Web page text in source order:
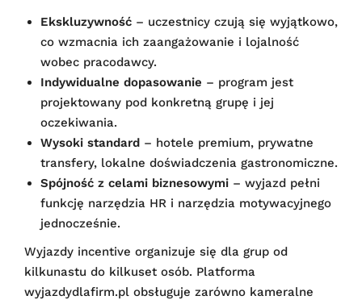
Ekskluzywność – uczestnicy czują się wyjątkowo,
co wzmacnia ich zaangażowanie i lojalność
wobec pracodawcy.
Indywidualne dopasowanie – program jest
projektowany pod konkretną grupę i jej
oczekiwania.
Wysoki standard – hotele premium, prywatne
transfery, lokalne doświadczenia gastronomiczne.
Spójność z celami biznesowymi – wyjazd pełni
funkcję narzędzia HR i narzędzia motywacyjnego
jednocześnie.
Wyjazdy incentive organizuje się dla grup od
kilkunastu do kilkuset osób. Platforma
wyjazdydlafirm.pl obsługuje zarówno kameralne